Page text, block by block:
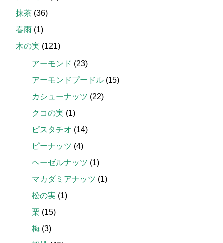
抹茶 (36)
春雨 (1)
木の実 (121)
アーモンド (23)
アーモンドプードル (15)
カシューナッツ (22)
クコの実 (1)
ピスタチオ (14)
ピーナッツ (4)
ヘーゼルナッツ (1)
マカダミアナッツ (1)
松の実 (1)
栗 (15)
梅 (3)